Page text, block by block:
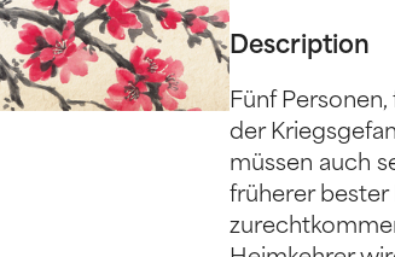
Description
Fünf
der
müssen auch
früherer bester